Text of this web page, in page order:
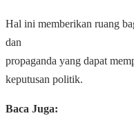
Hal ini memberikan ruang
dan
propaganda yang dapat
keputusan politik.
Baca Juga: